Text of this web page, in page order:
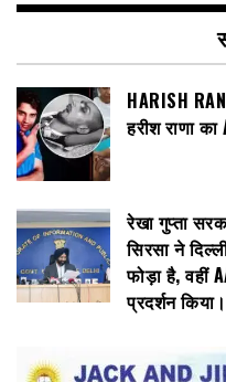
HARISH
हरीश राणा
रेखा गुप्ता
सिरसा ने
फोड़ा है, वहीं
प्रदर्शन किया।